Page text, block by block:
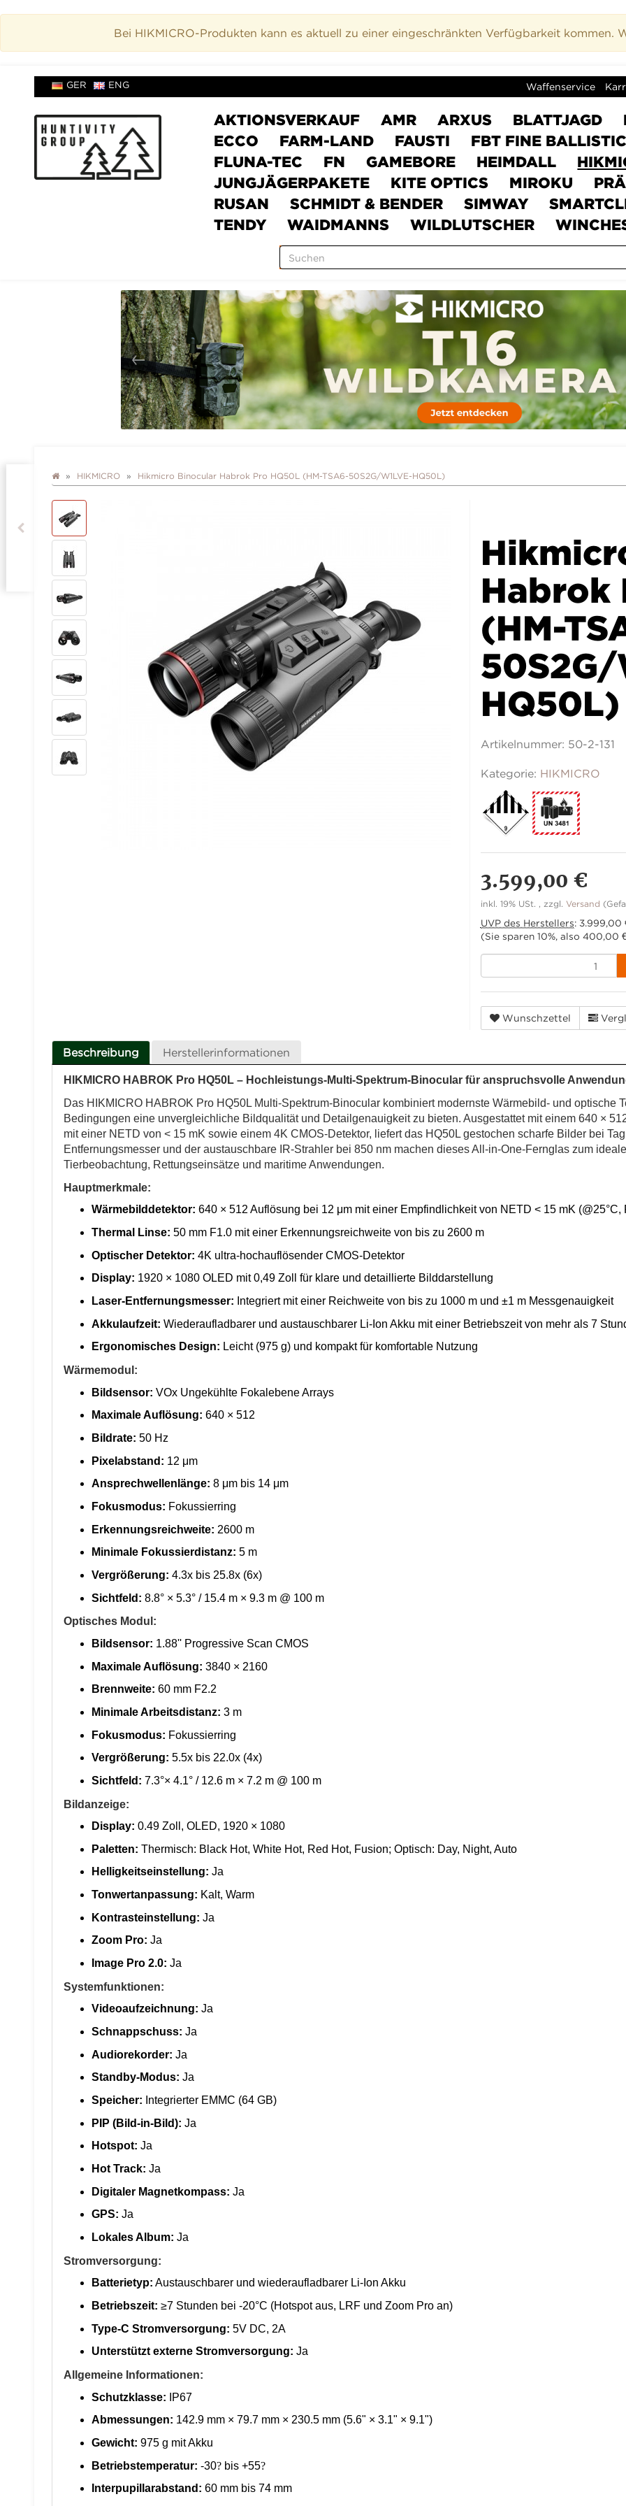
Bei HIKMICRO-Produkten kann es aktuell zu einer eingeschränkten Verfügbarkeit kommen.
GER ENG Waffenservice
AKTIONSVERKAUF AMR ARXUS BLATTJAGD
ECCO
FARM-LAND FAUSTI
FBT FINE
FLUNA-TEC
FN GAMEBORE HEIMDALL
JUNGJÄGERPAKETE
KITE OPTICS MIROKU
RUSAN
SCHMIDT & BENDER SIMWAY
TENDY
WAIDMANNS WILDLUTSCHER
HIKMICRO Hikmicro Binocular Habrok Pro HQ50L (HM-TSA6-50S2G/W1LVE-HQ50L)
Habrok
(HM-
50S2G/
HQ50L)
Artikelnummer: 50-2-131
Kategorie: HIKMICRO
3.599,00 €
inkl. 19% USt. , zzgl. Versand
UVP des Herstellers: 3.999,00
(Sie sparen 10%, also 400,00
Wunschzettel
Beschreibung Herstellerinformationen
HIKMICRO HABROK Pro HQ50L – Hochleistungs-Multi-Spektrum-Binocular für anspruchsvolle
Das HIKMICRO HABROK Pro HQ50L Multi-Spektrum-Binocular kombiniert modernste Wärmebild- und optische
Bedingungen eine unvergleichliche Bildqualität und Detailgenauigkeit zu bieten. Ausgestattet mit einem 640 ×
mit einer NETD von < 15 mK sowie einem 4K CMOS-Detektor, liefert das HQ50L gestochen scharfe Bilder bei
Entfernungsmesser und der austauschbare IR-Strahler bei 850 nm machen dieses All-in-One-Fernglas zum
Tierbeobachtung, Rettungseinsätze und maritime Anwendungen.
Hauptmerkmale:
Wärmebilddetektor: 640 × 512 Auflösung bei 12 μm mit einer Empfindlichkeit von NETD < 15 mK (@25°C,
Thermal Linse: 50 mm F1.0 mit einer Erkennungsreichweite von bis zu 2600 m
Optischer Detektor: 4K ultra-hochauflösender CMOS-Detektor
Display: 1920 × 1080 OLED mit 0,49 Zoll für klare und detaillierte Bilddarstellung
Laser-Entfernungsmesser: Integriert mit einer Reichweite von bis zu 1000 m und ±1 m Messgenauigkeit
Akkulaufzeit: Wiederaufladbarer und austauschbarer Li-Ion Akku mit einer Betriebszeit von mehr als 7
Ergonomisches Design: Leicht (975 g) und kompakt für komfortable Nutzung
Wärmemodul:
Bildsensor: VOx Ungekühlte Fokalebene Arrays
Maximale Auflösung: 640 × 512
Bildrate: 50 Hz
Pixelabstand: 12 μm
Ansprechwellenlänge: 8 μm bis 14 μm
Fokusmodus: Fokussierring
Erkennungsreichweite: 2600 m
Minimale Fokussierdistanz: 5 m
Vergrößerung: 4.3x bis 25.8x (6x)
Sichtfeld: 8.8° × 5.3° / 15.4 m × 9.3 m @ 100 m
Optisches Modul:
Bildsensor: 1.88'' Progressive Scan CMOS
Maximale Auflösung: 3840 × 2160
Brennweite: 60 mm F2.2
Minimale Arbeitsdistanz: 3 m
Fokusmodus: Fokussierring
Vergrößerung: 5.5x bis 22.0x (4x)
Sichtfeld: 7.3°× 4.1° / 12.6 m × 7.2 m @ 100 m
Bildanzeige:
Display: 0.49 Zoll, OLED, 1920 × 1080
Paletten: Thermisch: Black Hot, White Hot, Red Hot, Fusion; Optisch: Day, Night, Auto
Helligkeitseinstellung: Ja
Tonwertanpassung: Kalt, Warm
Kontrasteinstellung: Ja
Zoom Pro: Ja
Image Pro 2.0: Ja
Systemfunktionen:
Videoaufzeichnung: Ja
Schnappschuss: Ja
Audiorekorder: Ja
Standby-Modus: Ja
Speicher: Integrierter EMMC (64 GB)
PIP (Bild-in-Bild): Ja
Hotspot: Ja
Hot Track: Ja
Digitaler Magnetkompass: Ja
GPS: Ja
Lokales Album: Ja
Stromversorgung:
Batterietyp: Austauschbarer und wiederaufladbarer Li-Ion Akku
Betriebszeit: ≥7 Stunden bei -20°C (Hotspot aus, LRF und Zoom Pro an)
Type-C Stromversorgung: 5V DC, 2A
Unterstützt externe Stromversorgung: Ja
Allgemeine Informationen:
Schutzklasse: IP67
Abmessungen: 142.9 mm × 79.7 mm × 230.5 mm (5.6" × 3.1" × 9.1")
Gewicht: 975 g mit Akku
Betriebstemperatur: -30?bis +55?
Interpupillarabstand: 60 mm bis 74 mm